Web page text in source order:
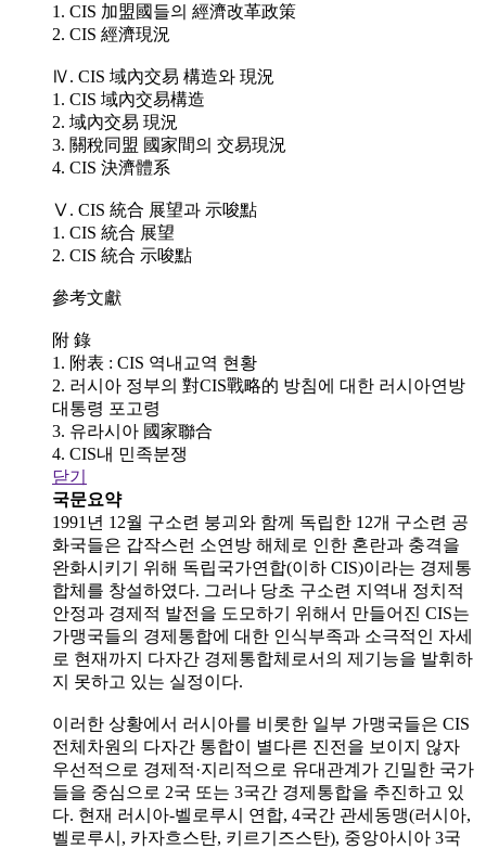
1. CIS 加盟國들의 經濟改革政策
2. CIS 經濟現況
Ⅳ. CIS 域內交易 構造와 現況
1. CIS 域內交易構造
2. 域內交易 現況
3. 關稅同盟 國家間의 交易現況
4. CIS 決濟體系
Ⅴ. CIS 統合 展望과 示唆點
1. CIS 統合 展望
2. CIS 統合 示唆點
參考文獻
附 錄
1. 附表 : CIS 역내교역 현황
2. 러시아 정부의 對CIS戰略的 방침에 대한 러시아연방
대통령 포고령
3. 유라시아 國家聯合
4. CIS내 민족분쟁
닫기
국문요약
1991년 12월 구소련 붕괴와 함께 독립한 12개 구소련 공
화국들은 갑작스런 소연방 해체로 인한 혼란과 충격을
완화시키기 위해 독립국가연합(이하 CIS)이라는 경제통
합체를 창설하였다. 그러나 당초 구소련 지역내 정치적
안정과 경제적 발전을 도모하기 위해서 만들어진 CIS는
가맹국들의 경제통합에 대한 인식부족과 소극적인 자세
로 현재까지 다자간 경제통합체로서의 제기능을 발휘하
지 못하고 있는 실정이다.
이러한 상황에서 러시아를 비롯한 일부 가맹국들은 CIS
전체차원의 다자간 통합이 별다른 진전을 보이지 않자
우선적으로 경제적·지리적으로 유대관계가 긴밀한 국가
들을 중심으로 2국 또는 3국간 경제통합을 추진하고 있
다. 현재 러시아-벨로루시 연합, 4국간 관세동맹(러시아,
벨로루시, 카자흐스탄, 키르기즈스탄), 중앙아시아 3국